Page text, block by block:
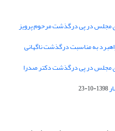
مجلس در پی درگذشت مرحوم پرویز
به مناسبت درگذشت ناگهانی
مجلس در پی درگذشت دکتر صدرا
1398-10-23